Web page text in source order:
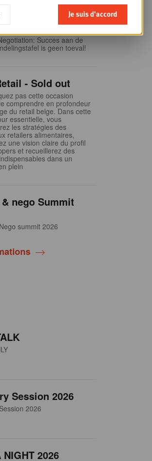
- Joint
planning
Succes aan de
is geen toeval!
- Sold out
pas cette occasion
comprendre en profondeur
du retail belge. Dans cette
essentielle, vous
les stratégies des
retailers alimentaires,
une vision claire du profil
et recueillerez des
dans un
plein
nego Summit
summit 2026
Session 2026
2026
NIGHT 2026
Je suis d'accord